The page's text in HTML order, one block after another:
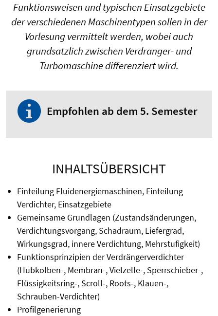
Funktionsweisen und typischen Einsatzgebiete
der verschiedenen Maschinentypen sollen in der
Vorlesung vermittelt werden, wobei auch
grundsätzlich zwischen Verdränger- und
Turbomaschine differenziert wird.
Empfohlen ab dem 5. Semester
INHALTSÜBERSICHT
Einteilung Fluidenergiemaschinen, Einteilung
Verdichter, Einsatzgebiete
Gemeinsame Grundlagen (Zustandsänderungen,
Verdichtungsvorgang, Schadraum, Liefergrad,
Wirkungsgrad, innere Verdichtung, Mehrstufigkeit)
Funktionsprinzipien der Verdrängerverdichter
(Hubkolben-, Membran-, Vielzelle-, Sperrschieber-,
Flüssigkeitsring-, Scroll-, Roots-, Klauen-,
Schrauben-Verdichter)
Profilgenerierung